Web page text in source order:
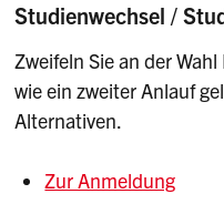
Studienwechsel /
Zweifeln Sie an der
wie ein zweiter Anlauf
Alternativen.
Zur Anmeldung